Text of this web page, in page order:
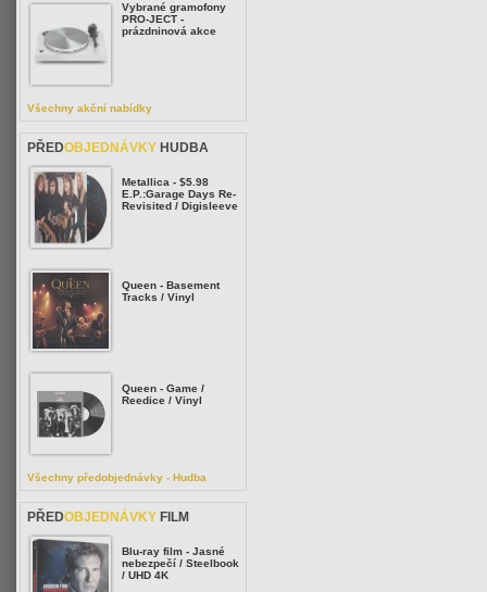
Vybrané gramofony
PRO-JECT -
prázdninová akce
Všechny akční nabídky
PŘEDOBJEDNÁVKY HUDBA
Metallica - $5.98
E.P.:Garage Days Re-
Revisited / Digisleeve
Queen - Basement
Tracks / Vinyl
Queen - Game /
Reedice / Vinyl
Všechny předobjednávky - Hudba
PŘEDOBJEDNÁVKY FILM
Blu-ray film - Jasné
nebezpečí / Steelbook
/ UHD 4K